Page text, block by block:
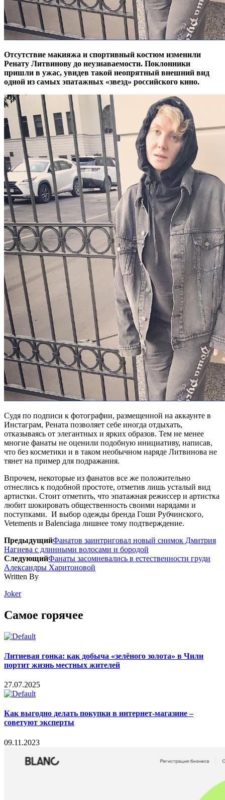
Отсутствие макияжа и спортивный костюм изменили
Ренату Литвинову до неузнаваемости. Поклонники
пришли в ужас, увидев такой неопрятный внешний вид
одной из самых эпатажных «звезд» российского кино.
Судя по подписи к фотографии, размещенной на аккаунте в
Инстаграм, Рената позволяет себе иногда отдыхать,
отказываясь от элегантных и ярких образов. Тем не менее
многие фанаты не оценили подобную инициативу, написав,
что без косметики и в таком необычном наряде Литвинова не
тянет на пример для подражания.
Впрочем, некоторые из фанатов все же положительно
отнеслись к подобной простоте, отметив лишь усталый вид
артистки. Стоит отметить, что эпатажная режиссер и артистка
любит шокировать общественность своими нарядами и
поступками. И выбор одежды бренда Гоши Рубчинского,
Vetements и Balenciaga лишнее тому подтверждение.
ПредыдущийФанатов заинтриговал новый снимок Дмитрия
Нагиева с длинными волосами и бородой
СледующийФанаты засомневались в естественности груди
Александры Харитоновой
Written By
Joker
Самое горячее
Литиевая гонка: как добыча «зелёного золота» в Чили
портит жизнь местных жителей
27.07.2025
Как выгодно делать покупки в интернет-магазине –
советуют эксперты
09.11.2023